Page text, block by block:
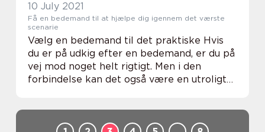
10 July 2021
Få en bedemand til at hjælpe dig igennem det værste
scenarie
Vælg en bedemand til det praktiske Hvis
du er på udkig efter en bedemand, er du på
vej mod noget helt rigtigt. Men i den
forbindelse kan det også være en utroligt